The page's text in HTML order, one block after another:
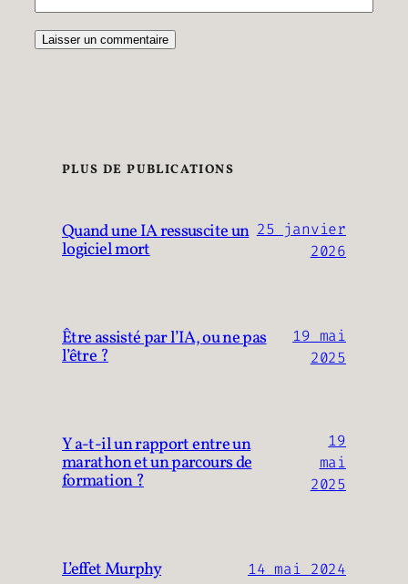
PLUS DE PUBLICATIONS
Quand une IA ressuscite un
logiciel mort
25 janvier
2026
Être assisté par l’IA, ou ne pas
l’être ?
19 mai
2025
Y a-t-il un rapport entre un
marathon et un parcours de
formation ?
19
mai
2025
L’effet Murphy 14 mai 2024